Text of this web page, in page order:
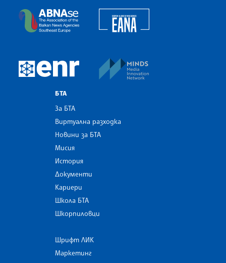
The Assocoation of the Balkan News Agencies
European Newsroom
БТА
За БТА
Виртуална разходка
Новини за БТА
Мисия
История
Документи
Кариери
Школа БТА
Шкорпиловци
Шрифт ЛИК
Маркетинг